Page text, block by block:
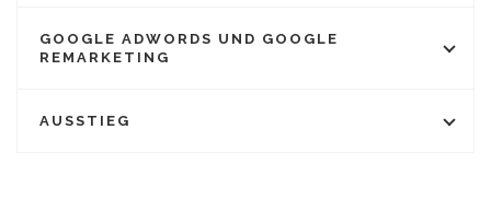
GOOGLE ADWORDS UND GOOGLE
REMARKETING
AUSSTIEG